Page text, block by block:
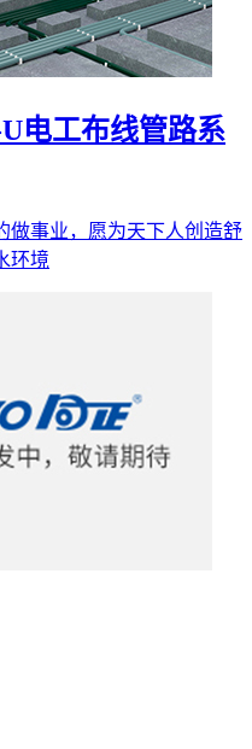
电工布线管路系
做事业，愿为天下人创造舒
环境